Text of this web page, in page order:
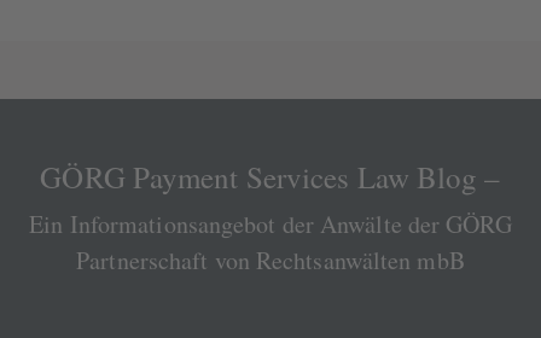
GÖRG Payment Services Law Blog –
Ein Informationsangebot der Anwälte der GÖRG
Partnerschaft von Rechtsanwälten mbB